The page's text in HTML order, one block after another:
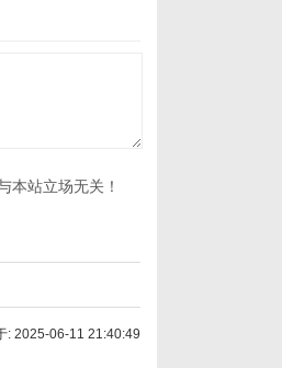
本站立场无关！
: 2025-06-11 21:40:49